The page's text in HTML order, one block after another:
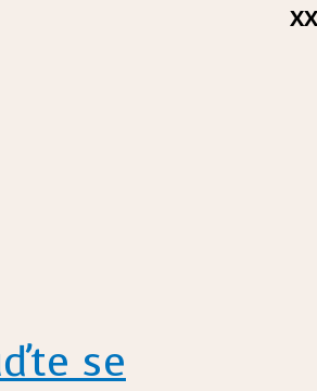
se
XX